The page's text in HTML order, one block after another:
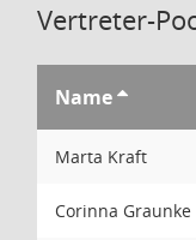
Vertreter-
Name
Marta Kraft
Corinna Graunke